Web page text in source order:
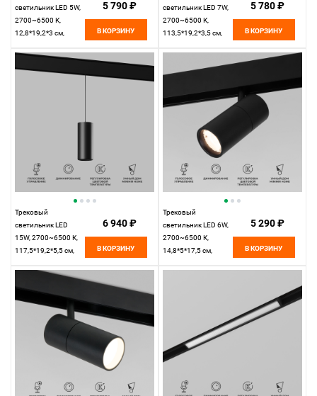
светильник LED 5W,
2700~6500 К,
12,8*19,2*3 см,
Elektrostandard Slim
Magnetic 85071/01
5 790 ₽
В КОРЗИНУ
светильник LED 7W,
2700~6500 К,
113,5*19,2*3,5 см,
Magnetic 85072/01
5 780 ₽
В КОРЗИНУ
Трековый
светильник LED
15W, 2700~6500 К,
117,5*19,2*5,5 см,
Elektrostandard Slim
Magnetic 85073/01
6 940 ₽
В КОРЗИНУ
Трековый
светильник LED 6W,
2700~6500 К,
14,8*5*17,5 см,
5 290 ₽
В КОРЗИНУ